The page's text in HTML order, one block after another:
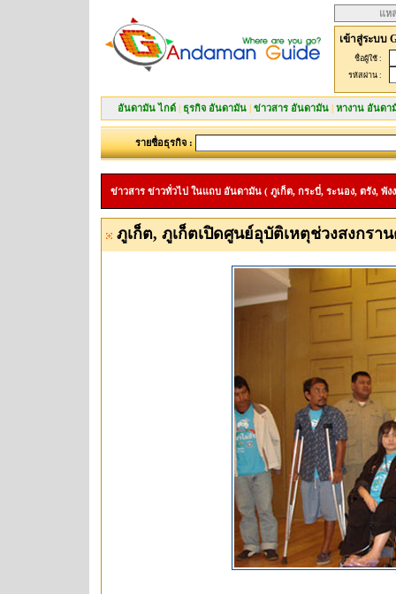
แห
เข้าสู่ระบบ
ชื่อผู้ใช้ :
รหัสผ่าน :
อันดามัน ไกด์ | ธุรกิจ อันดามัน | ข่าวสาร อันดามัน | หางาน อันดา
รายชื่อธุรกิจ :
ข่าวสาร ข่าวทั่วไป ในแถบ อันดามัน ( ภูเก็ต, กระบี่, ระนอง, ตรัง, พัง
ภูเก็ต, ภูเก็ตเปิดศูนย์อุบัติเหตุช่วงสงกรา